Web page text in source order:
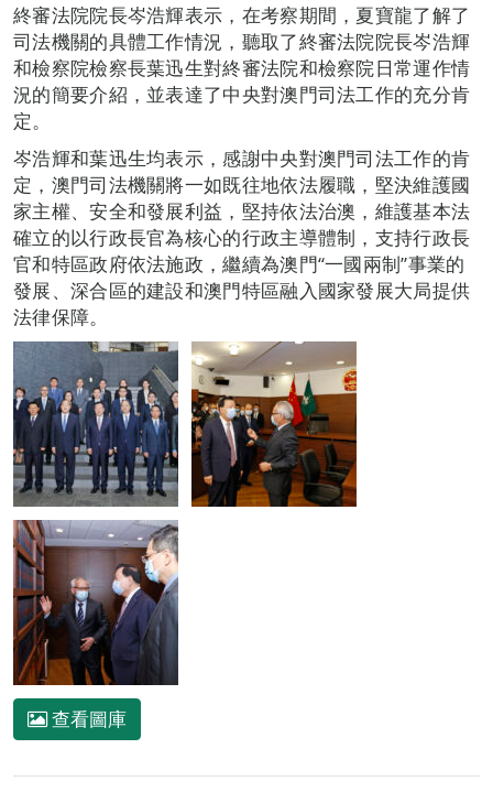
終審法院院長岑浩輝表示，在考察期間，夏寶龍了解了
司法機關的具體工作情況，聽取了終審法院院長岑浩輝
和檢察院檢察長葉迅生對終審法院和檢察院日常運作情
況的簡要介紹，並表達了中央對澳門司法工作的充分肯
定。
岑浩輝和葉迅生均表示，感謝中央對澳門司法工作的肯
定，澳門司法機關將一如既往地依法履職，堅決維護國
家主權、安全和發展利益，堅持依法治澳，維護基本法
確立的以行政長官為核心的行政主導體制，支持行政長
官和特區政府依法施政，繼續為澳門“一國兩制”事業的
發展、深合區的建設和澳門特區融入國家發展大局提供
法律保障。
查看圖庫